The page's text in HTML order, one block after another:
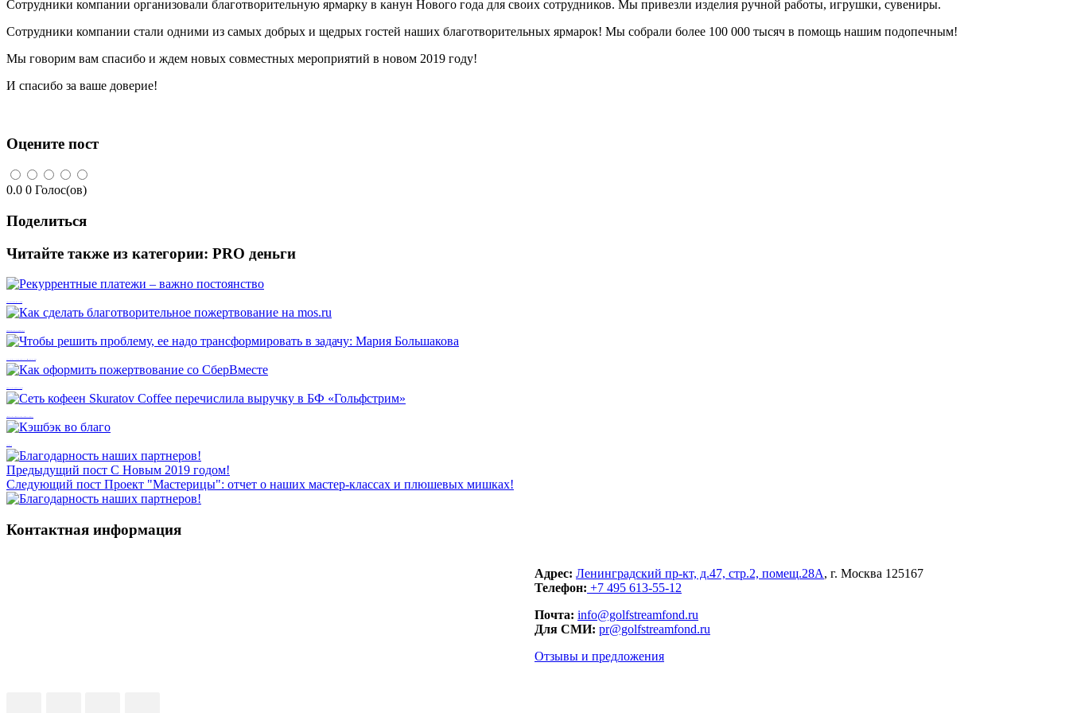
Сотрудники компании организовали благотворительную ярмарку в канун Нового года для своих сотрудников. Мы привезли изделия ручной работы, игрушки, сувениры.
Сотрудники компании стали одними из самых добрых и щедрых гостей наших благотворительных ярмарок! Мы собрали более 100 000 тысяч в помощь нашим подопечным!
Мы говорим вам спасибо и ждем новых совместных мероприятий в новом 2019 году!
И спасибо за ваше доверие!
Оцените пост
0.0 0 Голос(ов)
Поделиться
Читайте также из категории: PRO деньги
Предыдущий пост С Новым 2019 годом!
Следующий пост Проект "Мастерицы": отчет о наших мастер-классах и плюшевых мишках!
Контактная информация
Адрес: Ленинградский пр-кт, д.47, стр.2, помещ.28А, г. Москва 125167
Телефон: +7 495 613-55-12
Почта: info@golfstreamfond.ru
Для СМИ: pr@golfstreamfond.ru
Отзывы и предложения